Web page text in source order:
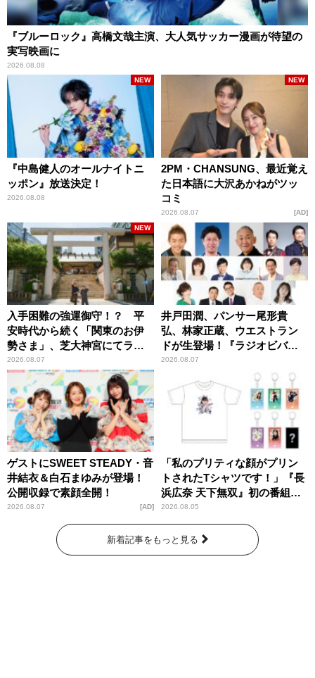
『ブルーロック』高橋文哉主演、大人気サッカー漫画が待望の
実写映画に
2026.08.08
『中島健人のオールナイトニ
ッポン』放送決定！
2026.08.08
NEW
2PM・CHANSUNG、最近覚え
た日本語に大沢あかねがツッ
コミ
2026.08.07
NEW
AD
入手困難の強運御守！？ 平
安時代から続く「関東のお伊
勢さま」、芝大神宮にてラン
パンプスが合格祈願！
2026.08.07
NEW
井戸田潤、パンサー尾形貴
弘、林家正蔵、ウエストラン
ドが生登場！『ラジオビバリ
ー昼ズ』
2026.08.07
ゲストにSWEET STEADY・音
井結衣＆白石まゆみが登場！
公開収録で素顔全開！
2026.08.07 AD
「私のプリティな顔がプリン
トされたTシャツです！」『長
浜広奈 天下無双』初の番組グ
ッズ発売
2026.08.05
新着記事をもっと見る